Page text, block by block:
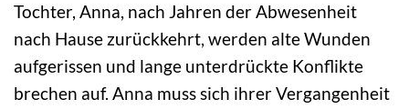
Tochter, Anna, nach Jahren der Abwesenheit
nach Hause zurückkehrt, werden alte Wunden
aufgerissen und lange unterdrückte Konflikte
brechen auf. Anna muss sich ihrer Vergangenheit